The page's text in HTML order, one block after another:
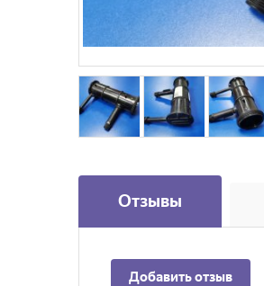
Отзывы
Добавить отзыв